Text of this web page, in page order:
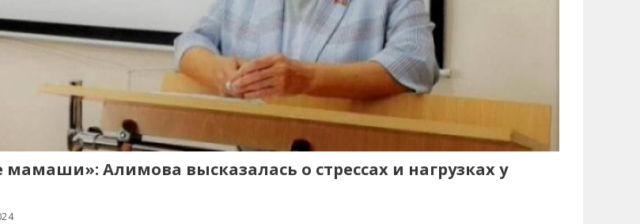
Алимова высказалась о стрессах и нагрузках у